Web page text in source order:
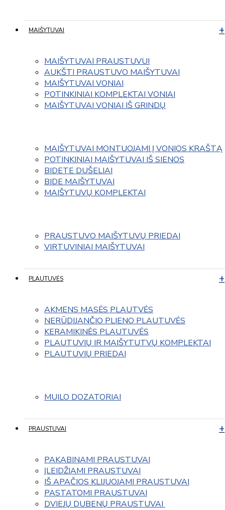
MAIŠYTUVAI
MAIŠYTUVAI PRAUSTUVUI
AUKŠTI PRAUSTUVO MAIŠYTUVAI
MAIŠYTUVAI VONIAI
POTINKINIAI KOMPLEKTAI VONIAI
MAIŠYTUVAI VONIAI IŠ GRINDŲ
MAIŠYTUVAI MONTUOJAMI Į VONIOS KRAŠTĄ
POTINKINIAI MAIŠYTUVAI IŠ SIENOS
BIDETE DUŠELIAI
BIDE MAIŠYTUVAI
MAIŠYTUVŲ KOMPLEKTAI
PRAUSTUVO MAIŠYTUVŲ PRIEDAI
VIRTUVINIAI MAIŠYTUVAI
PLAUTUVĖS
AKMENS MASĖS PLAUTVĖS
NERŪDIJANČIO PLIENO PLAUTUVĖS
KERAMIKINĖS PLAUTUVĖS
PLAUTUVIŲ IR MAIŠYTUTVŲ KOMPLEKTAI
PLAUTUVIŲ PRIEDAI
MUILO DOZATORIAI
PRAUSTUVAI
PAKABINAMI PRAUSTUVAI
ĮLEIDŽIAMI PRAUSTUVAI
IŠ APAČIOS KLIJUOJAMI PRAUSTUVAI
PASTATOMI PRAUSTUVAI
DVIEJŲ DUBENŲ PRAUSTUVAI